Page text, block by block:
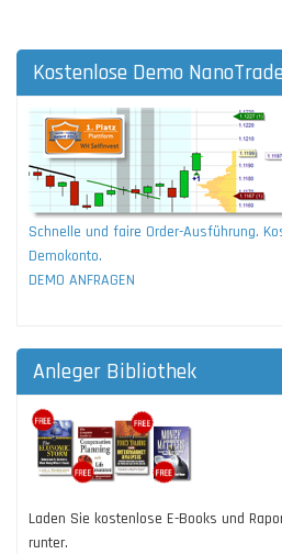
Kostenlose Demo
Schnelle und faire Order-Ausführung.
Demokonto.
DEMO ANFRAGEN
Anleger Bibliothek
Laden Sie kostenlose E-Books und
runter.